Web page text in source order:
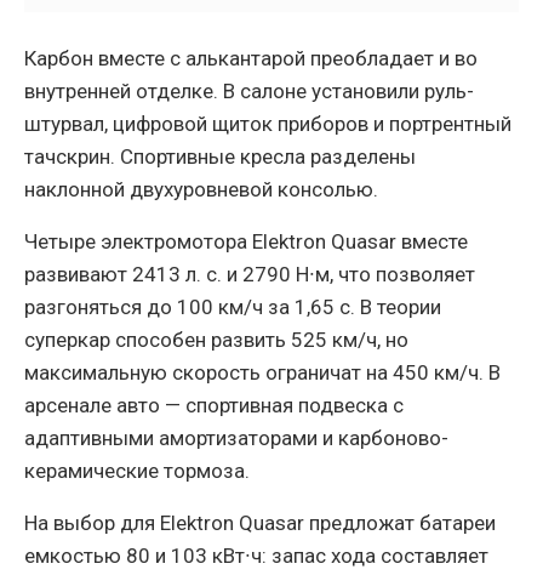
Карбон вместе с алькантарой преобладает и во
внутренней отделке. В салоне установили руль-
штурвал, цифровой щиток приборов и портрентный
тачскрин. Спортивные кресла разделены
наклонной двухуровневой консолью.
Четыре электромотора Elektron Quasar вместе
развивают 2413 л. с. и 2790 Н∙м, что позволяет
разгоняться до 100 км/ч за 1,65 с. В теории
суперкар способен развить 525 км/ч, но
максимальную скорость ограничат на 450 км/ч. В
арсенале авто — спортивная подвеска с
адаптивными амортизаторами и карбоново-
керамические тормоза.
На выбор для Elektron Quasar предложат батареи
емкостью 80 и 103 кВт∙ч: запас хода составляет